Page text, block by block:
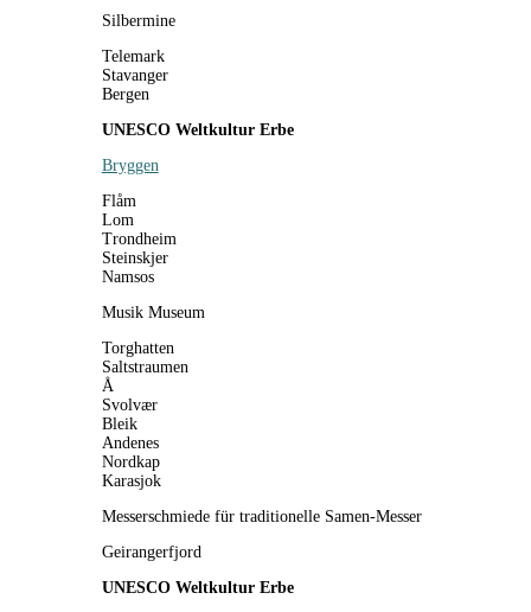
Silbermine
Telemark
Stavanger
Bergen
UNESCO Weltkultur Erbe
Bryggen
Flåm
Lom
Trondheim
Steinskjer
Namsos
Musik Museum
Torghatten
Saltstraumen
Å
Svolvær
Bleik
Andenes
Nordkap
Karasjok
Messerschmiede für traditionelle Samen-Messer
Geirangerfjord
UNESCO Weltkultur Erbe